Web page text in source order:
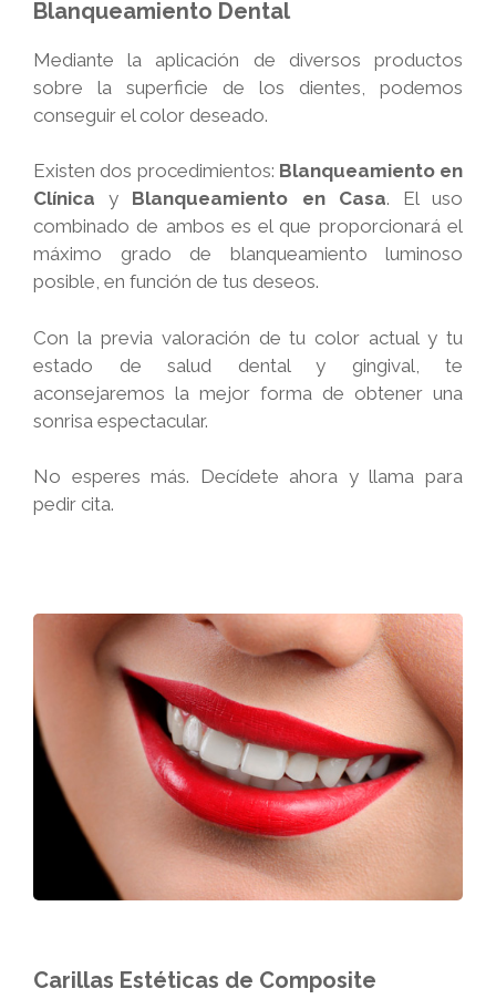
Blanqueamiento Dental
Mediante la aplicación de diversos productos
sobre la superficie de los dientes, podemos
conseguir el color deseado.
Existen dos procedimientos: Blanqueamiento en
Clínica y Blanqueamiento en Casa. El uso
combinado de ambos es el que proporcionará el
máximo grado de blanqueamiento luminoso
posible, en función de tus deseos.
Con la previa valoración de tu color actual y tu
estado de salud dental y gingival, te
aconsejaremos la mejor forma de obtener una
sonrisa espectacular.
No esperes más. Decídete ahora y llama para
pedir cita.
Carillas Estéticas de Composite